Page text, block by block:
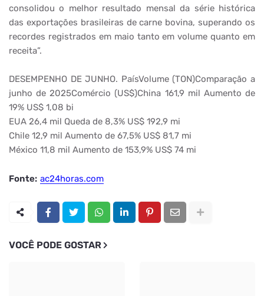
consolidou o melhor resultado mensal da série histórica
das exportações brasileiras de carne bovina, superando os
recordes registrados em maio tanto em volume quanto em
receita”.
DESEMPENHO DE JUNHO. PaísVolume (TON)Comparação a
junho de 2025Comércio (US$)China 161,9 mil Aumento de
19% US$ 1,08 bi
EUA 26,4 mil Queda de 8,3% US$ 192,9 mi
Chile 12,9 mil Aumento de 67,5% US$ 81,7 mi
México 11,8 mil Aumento de 153,9% US$ 74 mi
Fonte: ac24horas.com
VOCÊ PODE GOSTAR